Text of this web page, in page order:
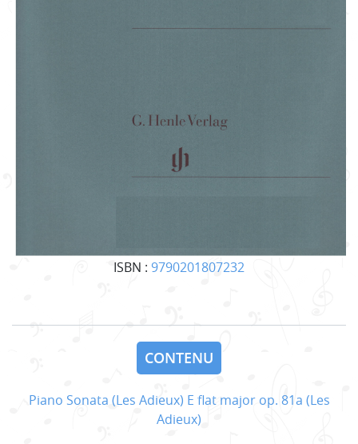
ISBN : 9790201807232
CONTENU
Piano Sonata (Les Adieux) E flat major op. 81a (Les
Adieux)